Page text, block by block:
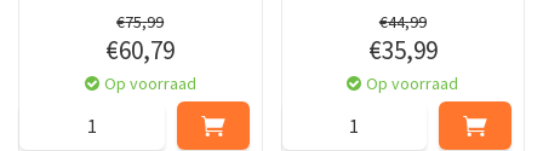
€75,99
€60,79
Op voorraad
€44,99
€35,99
Op voorraad